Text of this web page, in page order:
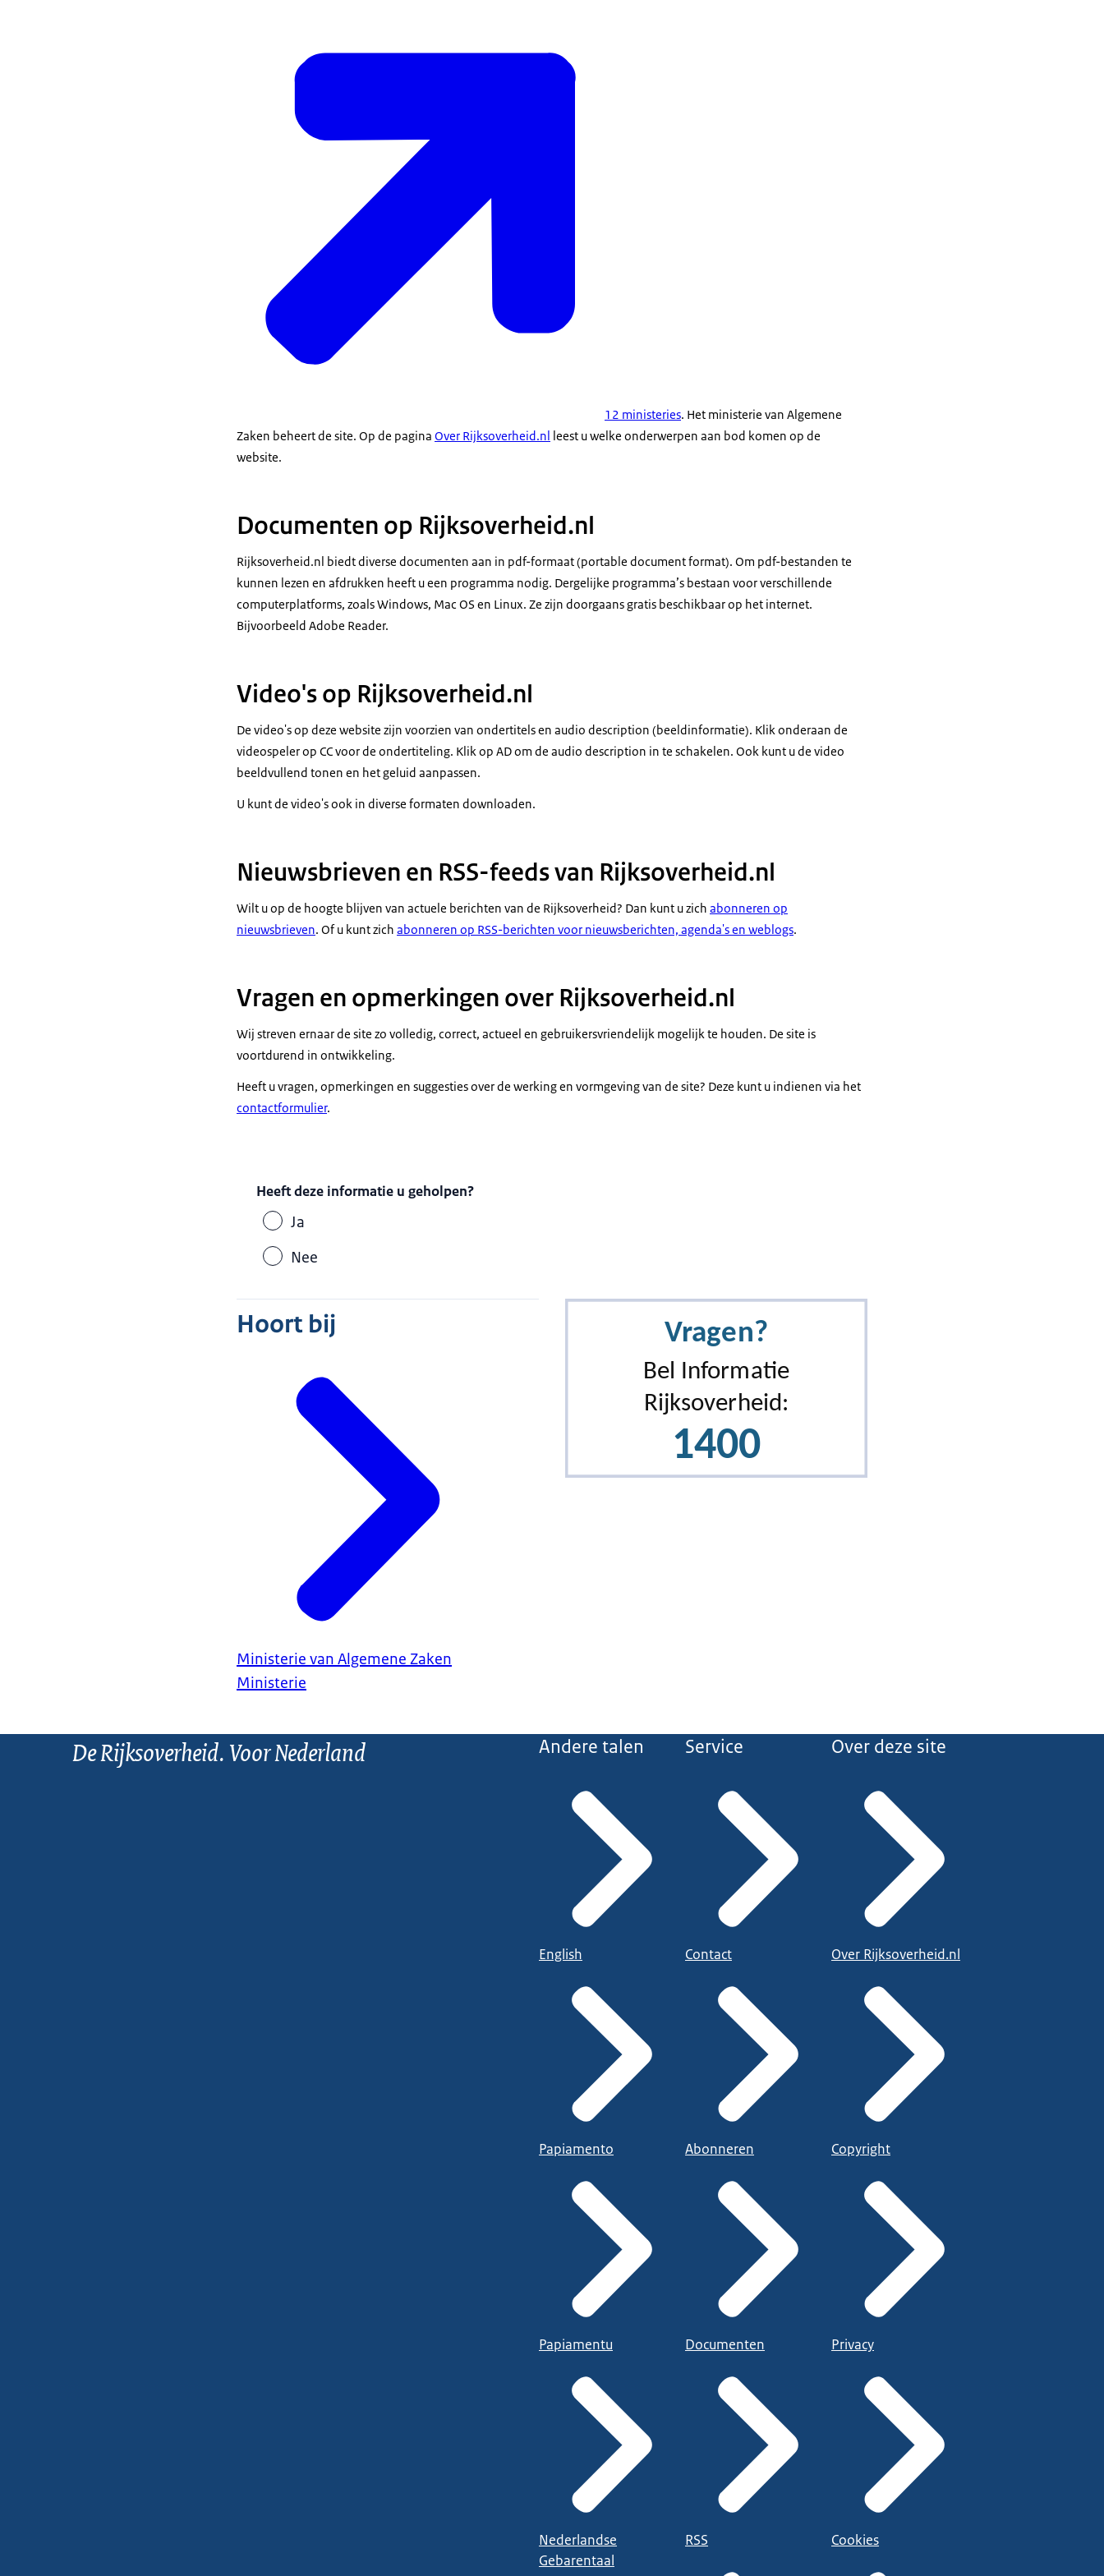
12 ministeries. Het ministerie van Algemene
Zaken beheert de site. Op de pagina Over Rijksoverheid.nl leest u welke onderwerpen aan bod komen op de
website.
Documenten op Rijksoverheid.nl
Rijksoverheid.nl biedt diverse documenten aan in pdf-formaat (portable document format). Om pdf-bestanden te
kunnen lezen en afdrukken heeft u een programma nodig. Dergelijke programma’s bestaan voor verschillende
computerplatforms, zoals Windows, Mac OS en Linux. Ze zijn doorgaans gratis beschikbaar op het internet.
Bijvoorbeeld Adobe Reader.
Video's op Rijksoverheid.nl
De video's op deze website zijn voorzien van ondertitels en audio description (beeldinformatie). Klik onderaan de
videospeler op CC voor de ondertiteling. Klik op AD om de audio description in te schakelen. Ook kunt u de video
beeldvullend tonen en het geluid aanpassen.
U kunt de video's ook in diverse formaten downloaden.
Nieuwsbrieven en RSS-feeds van Rijksoverheid.nl
Wilt u op de hoogte blijven van actuele berichten van de Rijksoverheid? Dan kunt u zich abonneren op
nieuwsbrieven. Of u kunt zich abonneren op RSS-berichten voor nieuwsberichten, agenda's en weblogs.
Vragen en opmerkingen over Rijksoverheid.nl
Wij streven ernaar de site zo volledig, correct, actueel en gebruikersvriendelijk mogelijk te houden. De site is
voortdurend in ontwikkeling.
Heeft u vragen, opmerkingen en suggesties over de werking en vormgeving van de site? Deze kunt u indienen via het
contactformulier.
Heeft deze informatie u geholpen?
Ja
Nee
Hoort bij
Ministerie van Algemene Zaken
Ministerie
De Rijksoverheid. Voor Nederland Andere talen
English
Papiamento
Papiamentu
Nederlandse
Gebarentaal
Service
Contact
Abonneren
Documenten
RSS
Over deze site
Over Rijksoverheid.nl
Copyright
Privacy
Cookies